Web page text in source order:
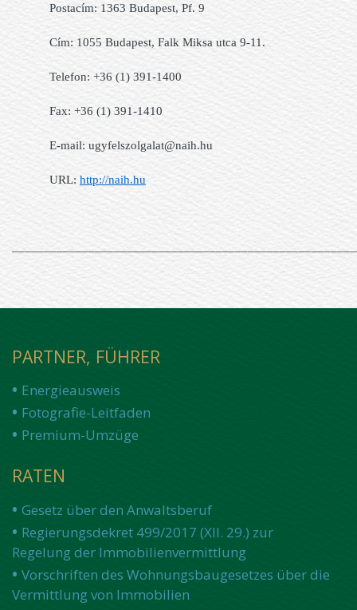
Postacím: 1363 Budapest, Pf. 9
Cím: 1055 Budapest, Falk Miksa utca 9-11.
Telefon: +36 (1) 391-1400
Fax: +36 (1) 391-1410
E-mail: ugyfelszolgalat@naih.hu
URL: http://naih.hu
PARTNER, FÜHRER
Energieausweis
Fotografie-Leitfaden
Premium-Umzüge
RATEN
Gesetz über den Anwaltsberuf
Regierungsdekret 499/2017 (XII. 29.) zur
Regelung der Immobilienvermittlung
Vorschriften des Wohnungsbaugesetzes über die
Vermittlung von Immobilien